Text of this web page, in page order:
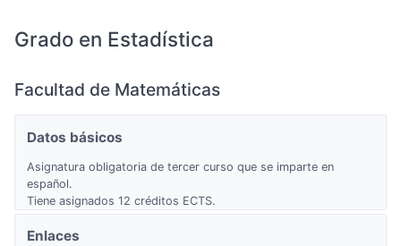
Grado en Estadística
Facultad de Matemáticas
Datos básicos
Asignatura obligatoria de tercer curso que se imparte en
español.
Tiene asignados 12 créditos ECTS.
Enlaces